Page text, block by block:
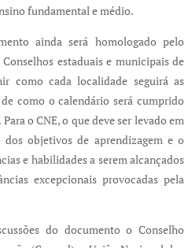
fundamental e médio.
ainda será homologado pelo
estaduais e municipais de
como cada localidade seguirá as
como o calendário será cumprido
o CNE, o que deve ser levado em
objetivos de aprendizagem e o
e habilidades a serem alcançados
excepcionais provocadas pela
do documento o Conselho